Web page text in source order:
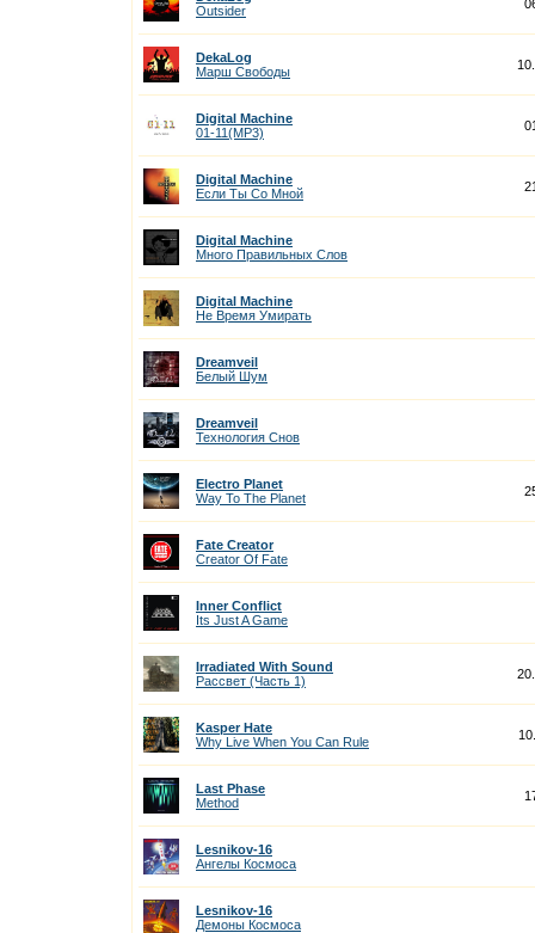
Outsider
DekaLog
Марш Свободы
Digital Machine
01-11(MP3)
Digital Machine
Если Ты Со Мной
Digital Machine
Много Правильных Слов
Digital Machine
Не Время Умирать
Dreamveil
Белый Шум
Dreamveil
Технология Снов
Electro Planet
Way To The Planet
Fate Creator
Creator Of Fate
Inner Conflict
Its Just A Game
Irradiated With Sound
Рассвет (Часть 1)
Kasper Hate
Why Live When You Can Rule
Last Phase
Method
Lesnikov-16
Ангелы Космоса
Lesnikov-16
Демоны Космоса